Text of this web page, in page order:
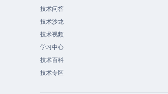
技术问答
技术沙龙
技术视频
学习中心
技术百科
技术专区